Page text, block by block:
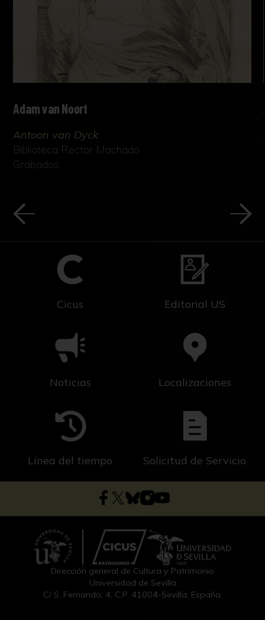
Adam van Noort
Antoon van Dyck
Biblioteca Rector Machado
Grabados
Cicus Editorial US
Noticias Localizaciones
Línea del tiempo Solicitud de Servicio
Dirección general de Cultura y Patrimonio
Universidad de Sevilla
C/ S. Fernando, 4, C.P. 41004-Sevilla, España.